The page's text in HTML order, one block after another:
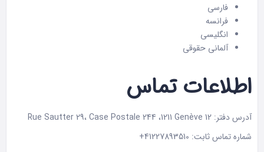
فارسی
فرانسه
انگلیسی
آلمانی حقوقی
اطلاعات تماس
آدرس دفتر: Rue Sautter 29، Case Postale 244 ،1211 Genève 12
شماره تماس ثابت: 41227893510+